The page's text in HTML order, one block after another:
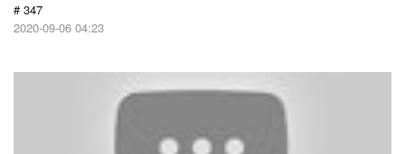
# 347
2020-09-06 04:23